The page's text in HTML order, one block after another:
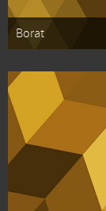
Borat